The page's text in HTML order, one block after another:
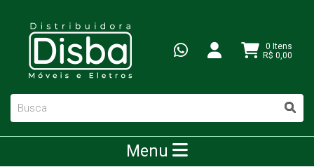
0 Itens
R$ 0,00
Menu